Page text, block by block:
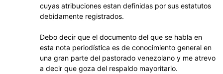
cuyas atribuciones estan definidas por sus estatutos
debidamente registrados.
Debo decir que el documento del que se habla en
esta nota periodística es de conocimiento general en
una gran parte del pastorado venezolano y me atrevo
a decir que goza del respaldo mayoritario.